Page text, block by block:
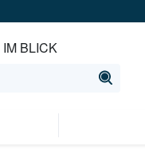
IM BLICK